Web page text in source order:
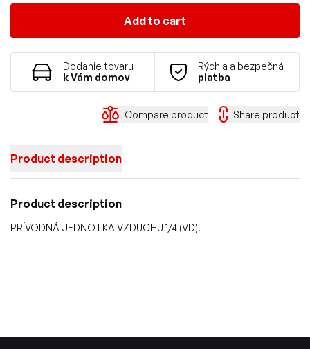
Add to cart
Dodanie tovaru
k Vám domov
Rýchla a bezpečná
platba
Compare product Share product
Product description
Product description
PRÍVODNÁ JEDNOTKA VZDUCHU 1/4 (VD).